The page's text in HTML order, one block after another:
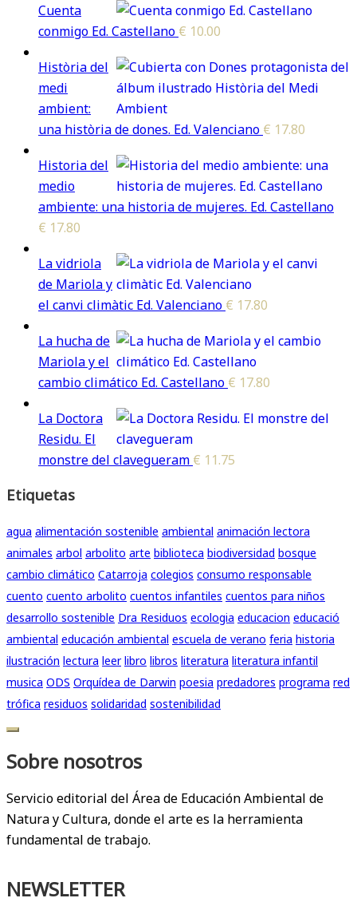
Cuenta
conmigo Ed. Castellano € 10.00
Història del
medi
ambient:
una història de dones. Ed. Valenciano € 17.80
Historia del
medio
ambiente: una historia de mujeres. Ed. Castellano
€ 17.80
La vidriola
de Mariola y
el canvi climàtic Ed. Valenciano € 17.80
La hucha de
Mariola y el
cambio climático Ed. Castellano € 17.80
La Doctora
Residu. El
monstre del clavegueram € 11.75
Etiquetas
agua alimentación sostenible ambiental animación lectora
animales arbol arbolito arte biblioteca biodiversidad bosque
cambio climático Catarroja colegios consumo responsable
cuento cuento arbolito cuentos infantiles cuentos para niños
desarrollo sostenible Dra Residuos ecologia educacion educació
ambiental educación ambiental escuela de verano feria historia
ilustración lectura leer libro libros literatura literatura infantil
musica ODS Orquídea de Darwin poesia predadores programa red
trófica residuos solidaridad sostenibilidad
Sobre nosotros
Servicio editorial del Área de Educación Ambiental de
Natura y Cultura, donde el arte es la herramienta
fundamental de trabajo.
NEWSLETTER